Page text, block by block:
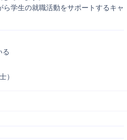
学生の就職活動をサポートするキャ
）